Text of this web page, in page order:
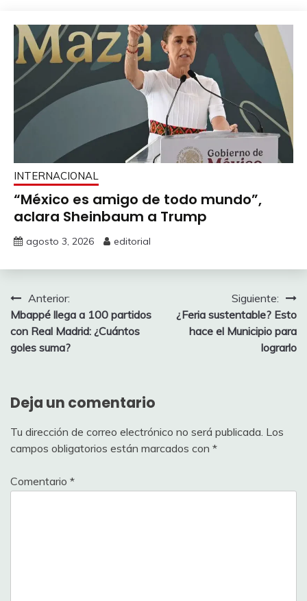
INTERNACIONAL
“México es amigo de todo mundo”,
aclara Sheinbaum a Trump
agosto 3, 2026 editorial
Navegación
de
entradas
Anterior:
Mbappé llega a 100 partidos
con Real Madrid: ¿Cuántos
goles suma?
Siguiente:
¿Feria sustentable? Esto
hace el Municipio para
lograrlo
Deja un comentario
Tu dirección de correo electrónico no será publicada. Los
campos obligatorios están marcados con *
Comentario *